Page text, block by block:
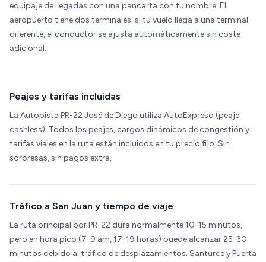
equipaje de llegadas con una pancarta con tu nombre. El
aeropuerto tiene dos terminales; si tu vuelo llega a una terminal
diferente, el conductor se ajusta automáticamente sin coste
adicional.
Peajes y tarifas incluidas
La Autopista PR-22 José de Diego utiliza AutoExpreso (peaje
cashless). Todos los peajes, cargos dinámicos de congestión y
tarifas viales en la ruta están incluidos en tu precio fijo. Sin
sorpresas, sin pagos extra.
Tráfico a San Juan y tiempo de viaje
La ruta principal por PR-22 dura normalmente 10-15 minutos,
pero en hora pico (7-9 am, 17-19 horas) puede alcanzar 25-30
minutos debido al tráfico de desplazamientos. Santurce y Puerta